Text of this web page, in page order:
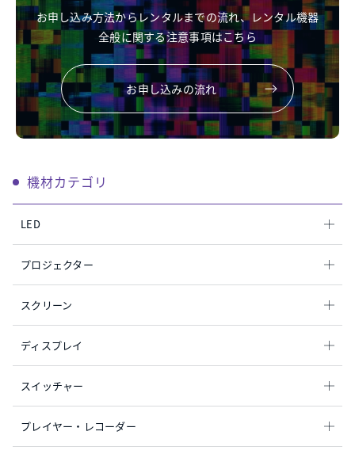
機材カテゴリ
LED
プロジェクター
スクリーン
ディスプレイ
スイッチャー
プレイヤー・レコーダー
お申し込み方法からレンタルまでの流れ、レンタル機器
全般に関する注意事項はこちら
お申し込みの流れ